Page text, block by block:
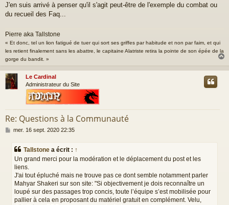
J'en suis arrivé à penser qu'il s'agit peut-être de l'exemple du combat ou
du recueil des Faq...
Pierre aka Tallstone
« Et donc, tel un lion fatigué de tuer qui sort ses griffes par habitude et non par faim, et qui
les retient finalement sans les abattre, le capitaine Alatriste retira la pointe de son épée de la
gorge du bandit. »
u
Le Cardinal
Administrateur du Site
Re: Questions à la Communauté
M
s
mer. 16 sept. 2020 22:35
Tallstone a écrit : ↑
Un grand merci pour la modération et le déplacement du post et les
liens.
J'ai tout épluché mais ne trouve pas ce dont semble notamment parler
Mahyar Shakeri sur son site: "Si objectivement je dois reconnaître un
loupé sur des passages trop concis, toute l’équipe s’est mobilisée pour
pallier à cela en proposant du matériel gratuit en complément. Velu,